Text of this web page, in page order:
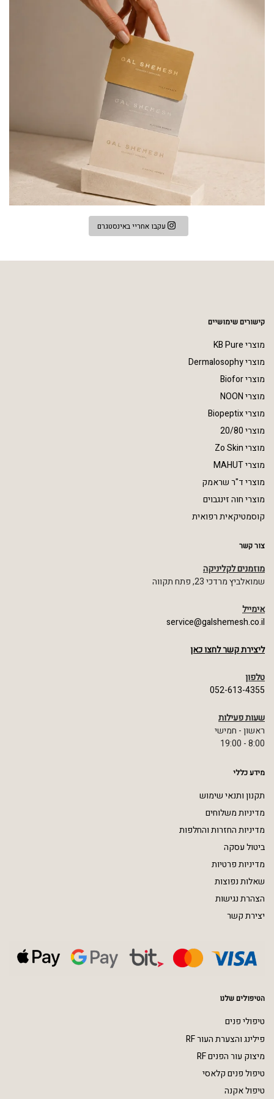
עקבו אחריי באינסטגרם
קישורים שימושיים
מוצרי KB Pure
מוצרי Dermalosophy
מוצרי Biofor
מוצרי NOON
מוצרי Biopeptix
מוצרי 20/80
מוצרי Zo Skin
מוצרי MAHUT
מוצרי ד"ר שראמק
מוצרי חוה זינגבוים
קוסמטיקאית רפואית
צור קשר
מוזמנים לקליניקה
שמואלביץ מרדכי 23, פתח תקווה
אימייל
service@galshemesh.co.il
ליצירת קשר לחצו כאן
טלפון
052-613-4355
שעות פעילות
ראשון - חמישי
8:00 - 19:00
מידע כללי
תקנון ותנאי שימוש
מדיניות משלוחים
מדיניות החזרות והחלפות
ביטול עסקה
מדיניות פרטיות
שאלות נפוצות
הצהרת נגישות
יצירת קשר
הטיפולים שלנו
טיפולי פנים
פילינג והצערת העור RF
מיצוק עור הפנים RF
טיפול פנים קלאסי
טיפול אקנה